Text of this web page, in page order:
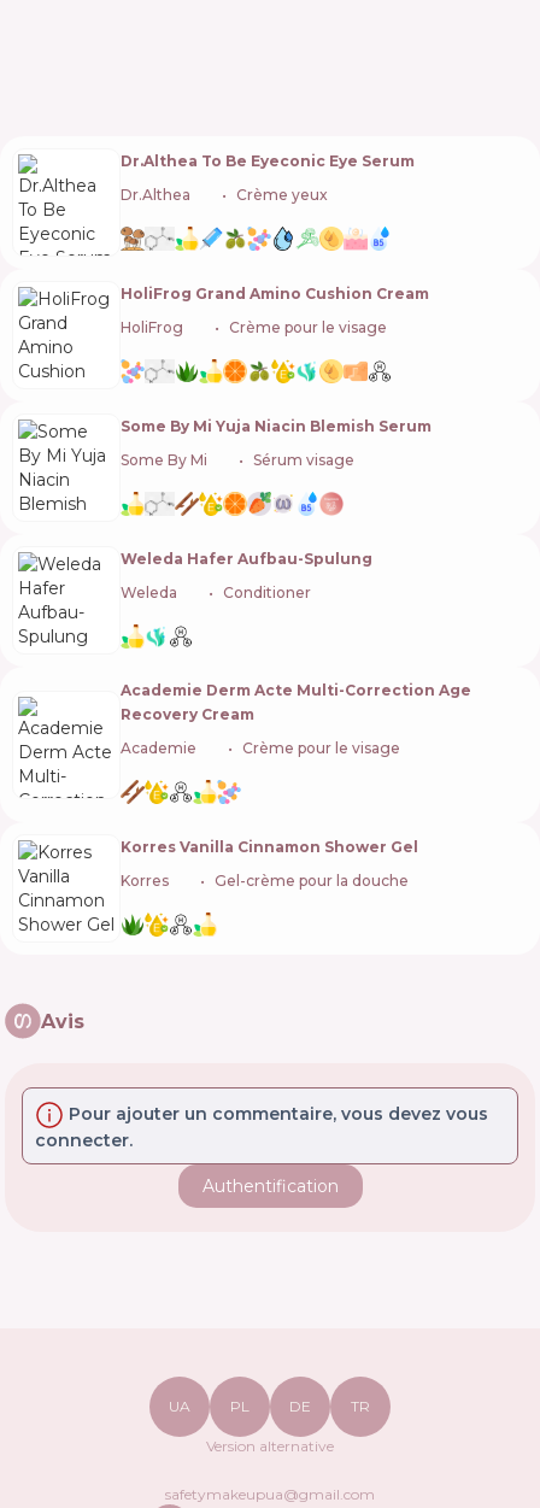
Dr.Althea To Be Eyeconic Eye Serum
Dr.Althea
Crème yeux
HoliFrog Grand Amino Cushion Cream
HoliFrog
Crème pour le visage
Some By Mi Yuja Niacin Blemish Serum
Some By Mi
Sérum visage
Weleda Hafer Aufbau-Spulung
Weleda
Conditioner
Academie Derm Acte Multi-Correction Age
Recovery Cream
Academie
Crème pour le visage
Korres Vanilla Cinnamon Shower Gel
Korres
Gel-crème pour la douche
Avis
Pour ajouter un commentaire, vous devez vous
connecter.
Authentification
UA PL DE TR
Version alternative
safetymakeupua@gmail.com